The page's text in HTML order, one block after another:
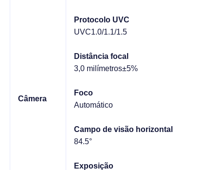
Câmera
Protocolo UVC
UVC1.0/1.1/1.5
Distância focal
3,0 milímetros±5%
Foco
Automático
Campo de visão horizontal
84.5°
Exposição